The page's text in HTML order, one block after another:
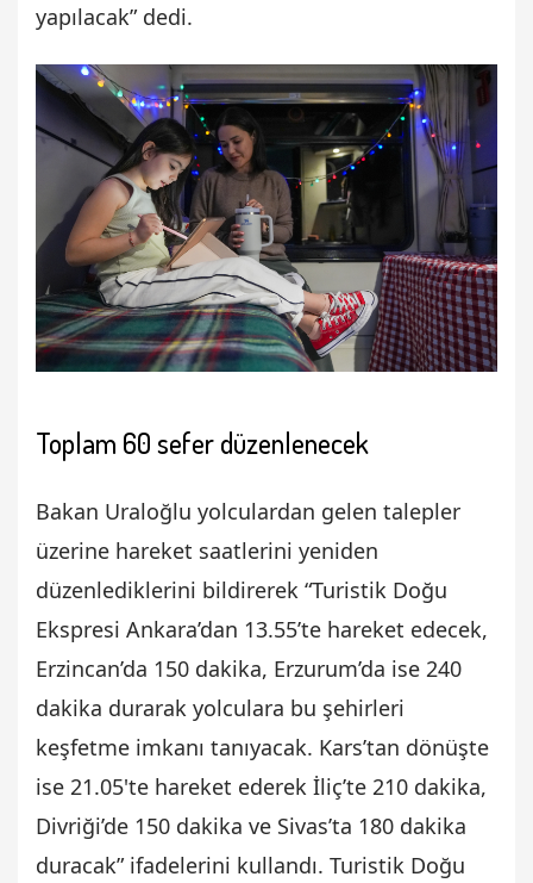
yapılacak” dedi.
Toplam 60 sefer düzenlenecek
Bakan Uraloğlu yolculardan gelen talepler
üzerine hareket saatlerini yeniden
düzenlediklerini bildirerek “Turistik Doğu
Ekspresi Ankara’dan 13.55’te hareket edecek,
Erzincan’da 150 dakika, Erzurum’da ise 240
dakika durarak yolculara bu şehirleri
keşfetme imkanı tanıyacak. Kars’tan dönüşte
ise 21.05'te hareket ederek İliç’te 210 dakika,
Divriği’de 150 dakika ve Sivas’ta 180 dakika
duracak” ifadelerini kullandı. Turistik Doğu